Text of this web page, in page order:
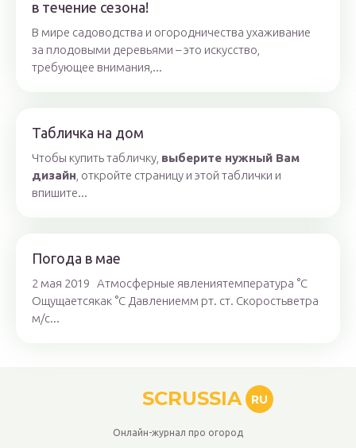
в течение сезона!
В мире садоводства и огородничества ухаживание
за плодовыми деревьями – это искусство,
требующее внимания,...
Табличка на дом
Чтобы купить табличку, выберите нужный Вам
дизайн , откройте страницу и этой таблички и
впишите...
Погода в мае
2 мая 2019 Атмосферные явлениятемпература °C
Ощущаетсякак °C Давлениемм рт. ст. Скоростьветра
м/с...
SCRUSSIA RU
Онлайн-журнал про огород